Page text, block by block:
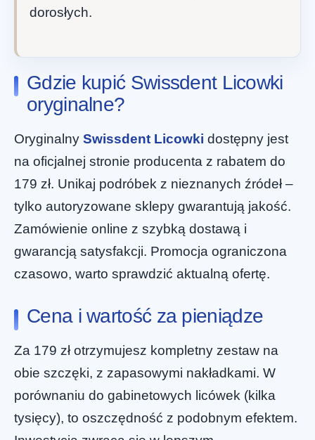
dorosłych.
Gdzie kupić Swissdent Licowki
oryginalne?
Oryginalny Swissdent Licowki dostępny jest
na oficjalnej stronie producenta z rabatem do
179 zł. Unikaj podróbek z nieznanych źródeł –
tylko autoryzowane sklepy gwarantują jakość.
Zamówienie online z szybką dostawą i
gwarancją satysfakcji. Promocja ograniczona
czasowo, warto sprawdzić aktualną ofertę.
Cena i wartość za pieniądze
Za 179 zł otrzymujesz kompletny zestaw na
obie szczęki, z zapasowymi nakładkami. W
porównaniu do gabinetowych licówek (kilka
tysięcy), to oszczędność z podobnym efektem.